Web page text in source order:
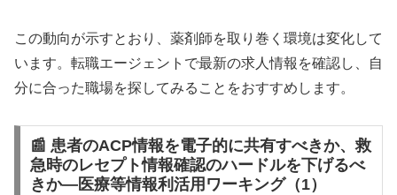
この動向が示すとおり、薬剤師を取り巻く環境は変化して
います。転職エージェントで最新の求人情報を確認し、自
分に合った職場を探してみることをおすすめします。
📰 患者のACP情報を電子的に共有すべきか、救
急時のレセプト情報確認のハードルを下げるべ
きか―医療等情報利活用ワーキング（1）